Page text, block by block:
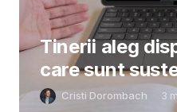
Tinerii aleg
care sunt
Cristi Dorombach 3